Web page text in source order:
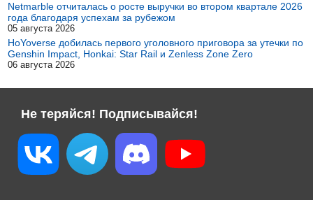
Netmarble отчиталась о росте выручки во втором квартале 2026
года благодаря успехам за рубежом
05 августа 2026
HoYoverse добилась первого уголовного приговора за утечки по
Genshin Impact, Honkai: Star Rail и Zenless Zone Zero
06 августа 2026
Не теряйся! Подписывайся!